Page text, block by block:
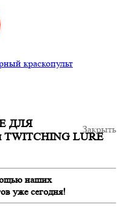
краскопульт
Закрыть
ДЛЯ
TWITCHING LURE
наших
уже сегодня!